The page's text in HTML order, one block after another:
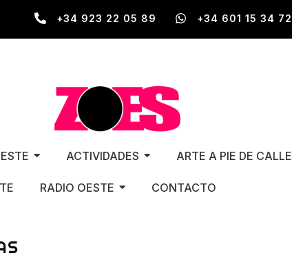
+34 923 22 05 89 +34 601 15 34 72
ACTIVIDADES ARTE A PIE DE CALLE
RADIO OESTE CONTACTO